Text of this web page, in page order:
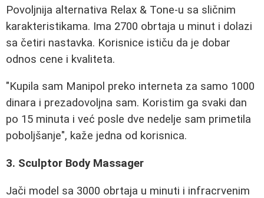
Povoljnija alternativa Relax & Tone-u sa sličnim
karakteristikama. Ima 2700 obrtaja u minut i dolazi
sa četiri nastavka. Korisnice ističu da je dobar
odnos cene i kvaliteta.
"Kupila sam Manipol preko interneta za samo 1000
dinara i prezadovoljna sam. Koristim ga svaki dan
po 15 minuta i već posle dve nedelje sam primetila
poboljšanje", kaže jedna od korisnica.
3. Sculptor Body Massager
Jači model sa 3000 obrtaja u minuti i infracrvenim